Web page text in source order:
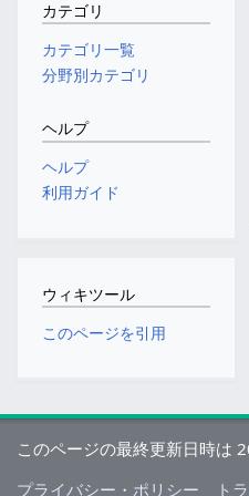
カテゴリ
カテゴリ一覧
分野別カテゴリ
ヘルプ
ヘルプ
利用ガイド
ウィキツール
このページを引用
このページの最終更新日時は
プライバシー・ポリシー
ト